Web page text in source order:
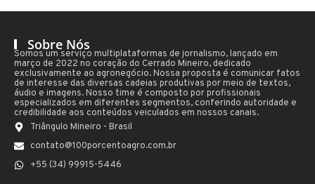
Sobre Nós
Somos um serviço multiplataformas de jornalismo, lançado em
março de 2022 no coração do Cerrado Mineiro, dedicado
exclusivamente ao agronegócio. Nossa proposta é comunicar fatos
de interesse das diversas cadeias produtivas por meio de textos,
áudio e imagens. Nosso time é composto por profissionais
especializados em diferentes segmentos, conferindo autoridade e
credibilidade aos conteúdos veiculados em nossos canais.
Triângulo Mineiro - Brasil
contato@100porcentoagro.com.br
+55 (34) 99915-5446